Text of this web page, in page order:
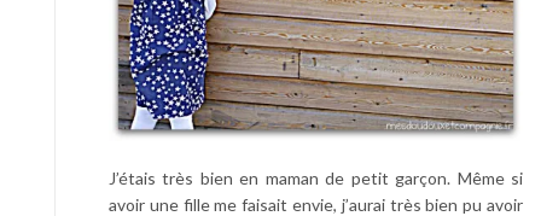
i
s
s
E
v
r
d
J’étais très bien en maman de petit garçon. Même si
avoir une fille me faisait envie, j’aurai très bien pu avoir